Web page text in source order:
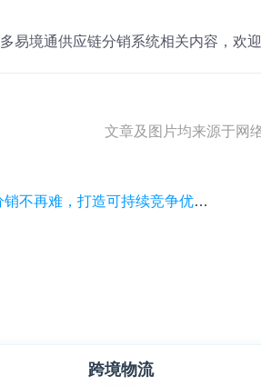
易境通供应链分销系统相关内容，欢
文章及图片均来源于网
再难，打造可持续竞争优势的分销运营基石
跨境物流